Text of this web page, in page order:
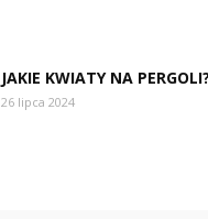
JAKIE KWIATY NA PERGOLI?
26 lipca 2024